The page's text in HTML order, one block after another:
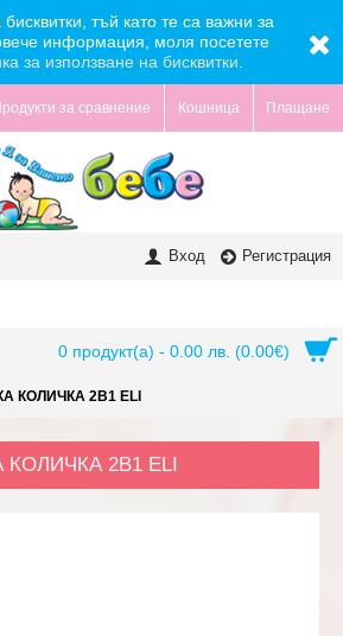
тъй като те са важни за
информация, моля посетете
за използване на бисквитки.
за сравнение Кошница Плащане
0 продукт(а) - 0.00 лв. (0.00€)
Вход Регистрация
КОЛИЧКА 2В1 ELI
КОЛИЧКА 2В1 ELI